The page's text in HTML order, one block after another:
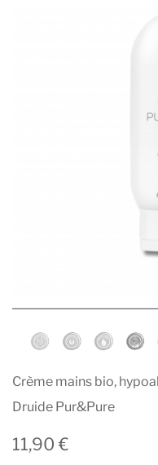
Crème mains bio,
Druide Pur&Pure
11,90 €